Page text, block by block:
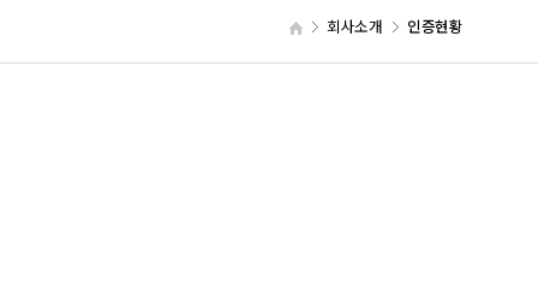
회사소개 인증현황